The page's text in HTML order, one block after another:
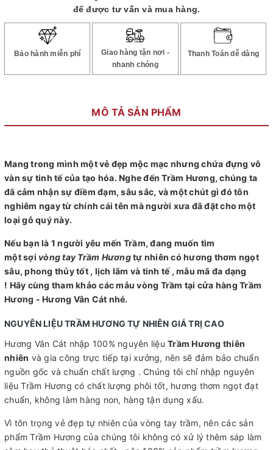
để được tư vấn và mua hàng.
Bảo hành miễn phí
Giao hàng tận nơi -
nhanh chóng
Thanh Toán dễ dàng
MÔ TẢ SẢN PHẨM
Mang trong mình một vẻ đẹp mộc mạc nhưng chứa đựng vô
vàn sự tinh tế của tạo hóa. Nghe đến Trầm Hương, chúng ta
đã cảm nhận sự điềm đạm, sâu sắc, và một chút gì đó tôn
nghiêm ngay từ chính cái tên mà người xưa đã đặt cho một
loại gỗ quý này.
Nếu bạn là 1 người yêu mến Trầm, đang muốn tìm
một sợi vòng tay Trầm Hươngtự nhiên có hương thơm ngọt
sâu, phong thủy tốt , lịch lãm và tinh tế , mẫu mã đa dạng
! Hãy cùng tham khảo các mẫu vòng Trầm tại cửa hàng Trầm
Hương - Hương Vân Cát nhé.
NGUYÊN LIỆU TRẦM HƯƠNG TỰ NHIÊN GIÁ TRỊ CAO
Hương Vân Cát nhập 100% nguyên liệu Trầm Hương thiên
nhiên và gia công trực tiếp tại xưởng, nên sẽ đảm bảo chuẩn
nguồn gốc và chuẩn chất lượng . Chúng tôi chỉ nhập nguyên
liệu Trầm Hương có chất lượng phôi tốt, hương thơm ngọt đạt
chuẩn, không làm hàng non, hàng tận dụng xấu.
Vì tôn trọng vẻ đẹp tự nhiên của vòng tay trầm, nên các sản
phẩm Trầm Hương của chúng tôi không có xử lý thêm sáp làm